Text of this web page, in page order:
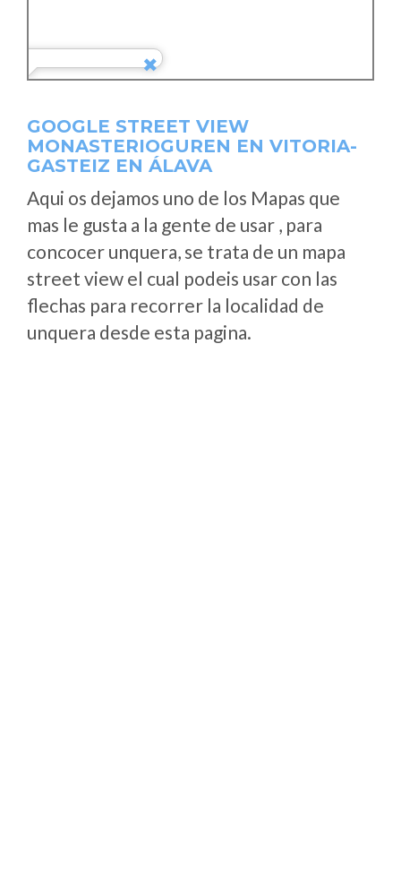
GOOGLE STREET VIEW
MONASTERIOGUREN EN VITORIA-
GASTEIZ EN ÁLAVA
Aqui os dejamos uno de los Mapas que
mas le gusta a la gente de usar , para
concocer unquera, se trata de un mapa
street view el cual podeis usar con las
flechas para recorrer la localidad de
unquera desde esta pagina.